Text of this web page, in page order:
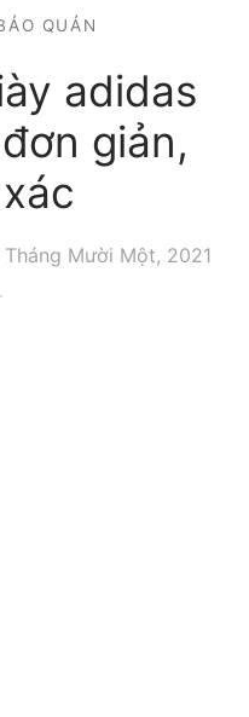
QUẢN
adidas
giản,
Tháng Mười Một, 2021